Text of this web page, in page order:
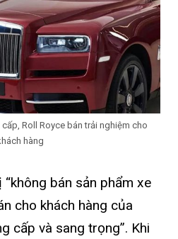
Roll Royce bán trải nghiệm cho
hàng
“không bán sản phẩm xe
cho khách hàng của
cấp và sang trọng”. Khi